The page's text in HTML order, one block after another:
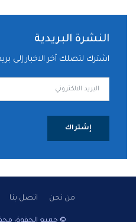
النشرة البريدية
اشترك لتصلك آخر الاخبار إلى
إشتراك
من نحن اتصل بنا